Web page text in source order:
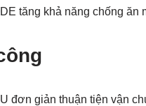
tăng khả năng chống
đơn giản thuận tiện vận